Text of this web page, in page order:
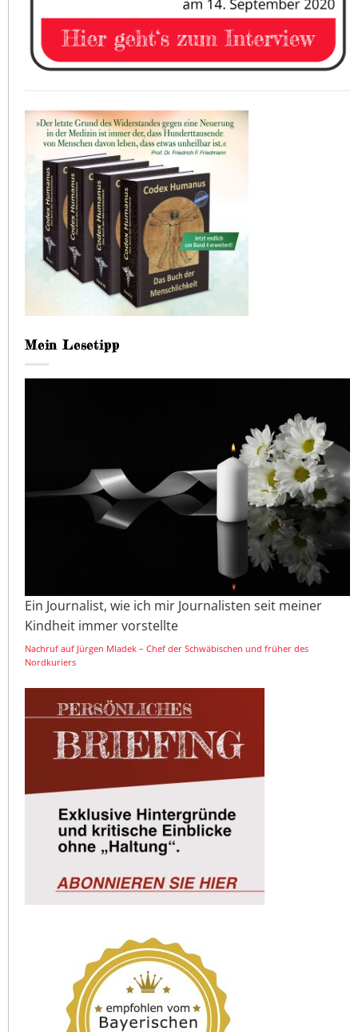
Mein Lesetipp
Ein Journalist, wie ich mir Journalisten seit meiner
Kindheit immer vorstellte
Nachruf auf Jürgen Mladek – Chef der Schwäbischen und früher des
Nordkuriers